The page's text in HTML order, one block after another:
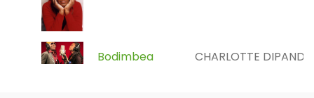
Bodimbea CHARLOTTE DIPANDA